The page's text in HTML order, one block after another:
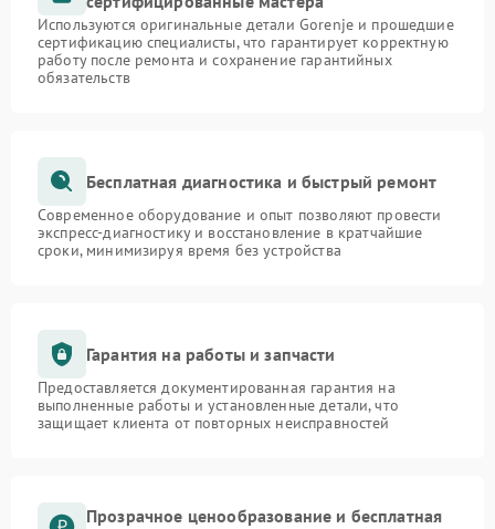
Используются оригинальные детали Gorenje и прошедшие
сертификацию специалисты, что гарантирует корректную
работу после ремонта и сохранение гарантийных
обязательств
Бесплатная диагностика и быстрый ремонт
Современное оборудование и опыт позволяют провести
экспресс-диагностику и восстановление в кратчайшие
сроки, минимизируя время без устройства
Гарантия на работы и запчасти
Предоставляется документированная гарантия на
выполненные работы и установленные детали, что
защищает клиента от повторных неисправностей
Прозрачное ценообразование и бесплатная